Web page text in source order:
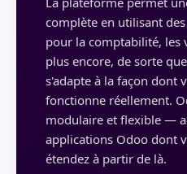
complète en utilisant
pour la comptabilité, les
plus encore, de sorte
s'adapte à la façon dont
fonctionne réellement.
modulaire et flexible —
applications Odoo dont
étendez à partir de là.